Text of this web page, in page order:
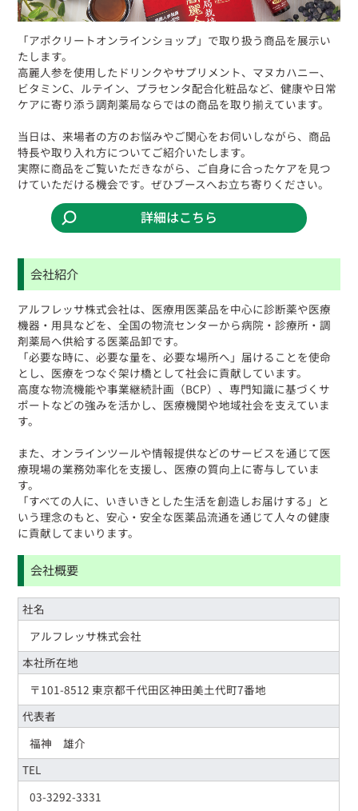
「アポクリートオンラインショップ」で取り扱う商品を展示い
たします。
高麗人参を使用したドリンクやサプリメント、マヌカハニー、
ビタミンC、ルテイン、プラセンタ配合化粧品など、健康や日常
ケアに寄り添う調剤薬局ならではの商品を取り揃えています。
当日は、来場者の方のお悩みやご関心をお伺いしながら、商品
特長や取り入れ方についてご紹介いたします。
実際に商品をご覧いただきながら、ご自身に合ったケアを見つ
けていただける機会です。ぜひブースへお立ち寄りください。
詳細はこちら
会社紹介
アルフレッサ株式会社は、医療用医薬品を中心に診断薬や医療
機器・用具などを、全国の物流センターから病院・診療所・調
剤薬局へ供給する医薬品卸です。
「必要な時に、必要な量を、必要な場所へ」届けることを使命
とし、医療をつなぐ架け橋として社会に貢献しています。
高度な物流機能や事業継続計画（BCP）、専門知識に基づくサ
ポートなどの強みを活かし、医療機関や地域社会を支えていま
す。
また、オンラインツールや情報提供などのサービスを通じて医
療現場の業務効率化を支援し、医療の質向上に寄与していま
す。
「すべての人に、いきいきとした生活を創造しお届けする」と
いう理念のもと、安心・安全な医薬品流通を通じて人々の健康
に貢献してまいります。
会社概要
社名
アルフレッサ株式会社
本社所在地
〒101-8512 東京都千代田区神田美土代町7番地
代表者
福神 雄介
TEL
03-3292-3331